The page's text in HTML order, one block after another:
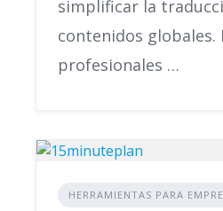
simplificar la
contenidos globales.
profesionales …
HERRAMIENTAS PARA